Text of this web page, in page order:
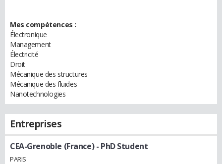
Mes compétences :
Électronique
Management
Électricité
Droit
Mécanique des structures
Mécanique des fluides
Nanotechnologies
Entreprises
CEA-Grenoble (France)- PhD Student
PARIS